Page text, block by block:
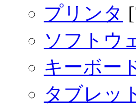
プリンタ
ソフトウ
キーボー
タブレッ